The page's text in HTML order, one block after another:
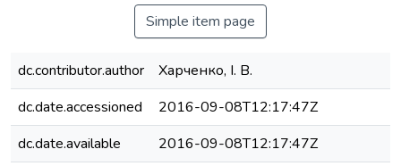
Simple item page
dc.contributor.author
Харченко, І. В.
dc.date.accessioned
2016-09-08T12:17:47Z
dc.date.available
2016-09-08T12:17:47Z